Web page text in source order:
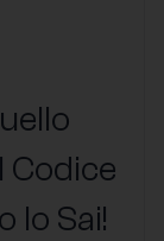
Codice
lo Sai!